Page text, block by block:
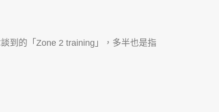
到的「Zone 2 training」，多半也是指